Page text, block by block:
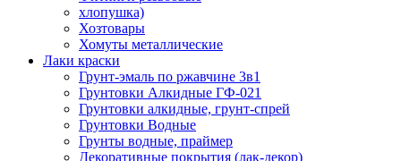
хлопушка)
Хозтовары
Хомуты металлические
Лаки краски
Грунт-эмаль по ржавчине 3в1
Грунтовки Алкидные ГФ-021
Грунтовки алкидные, грунт-спрей
Грунтовки Водные
Грунты водные, праймер
Декоративные покрытия (лак-декор)